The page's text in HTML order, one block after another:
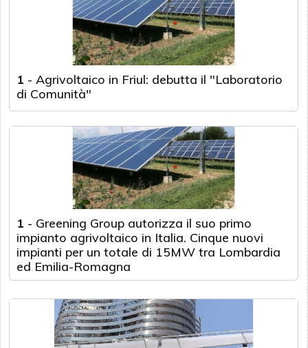
1 - Agrivoltaico in Friul: debutta il "Laboratorio
di Comunità"
1 - Greening Group autorizza il suo primo
impianto agrivoltaico in Italia. Cinque nuovi
impianti per un totale di 15MW tra Lombardia
ed Emilia-Romagna